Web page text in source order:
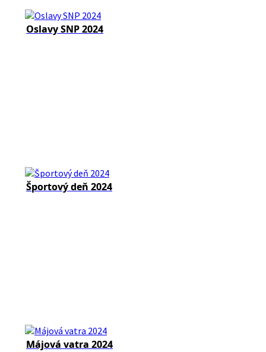
Oslavy SNP 2024
Športový deň 2024
Májová vatra 2024